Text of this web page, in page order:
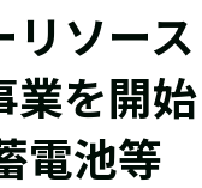
ソース
業を開始
電池等